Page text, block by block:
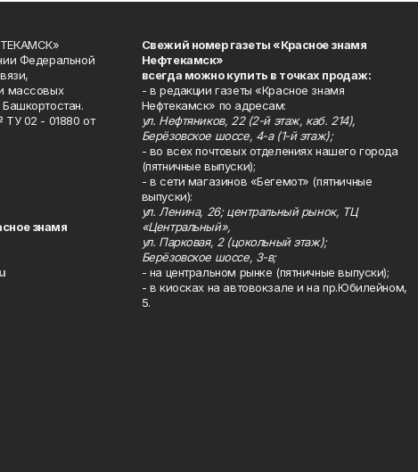
Федеральной
массовых
02 - 01880 от
знамя
Свежий номер газеты «Красное знамя
Нефтекамск»
всегда можно купить в точках продаж:
- в редакции газеты «Красное знамя
Нефтекамск» по адресам:
ул. Нефтяников, 22 (2-й этаж, каб. 214),
Берёзовское шоссе, 4-а (1-й этаж);
- во всех почтовых отделениях нашего города
(пятничные выпуски);
- в сети магазинов «Бегемот» (пятничные
выпуски):
ул. Ленина, 26; центральный рынок, ТЦ
«Центральный»,
ул. Парковая, 2 (цокольный этаж);
Берёзовское шоссе, 3-в;
- на центральном рынке (пятничные выпуски);
- в киосках на автовокзале и на пр.Юбилейном,
5.